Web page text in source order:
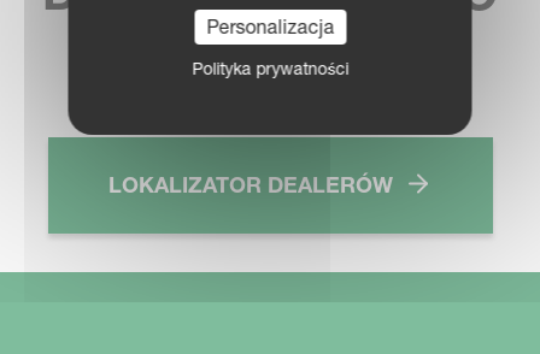
SPRZEDAWCY
LOKALIZATOR DEALERÓW
Personalizacja
Polityka prywatności